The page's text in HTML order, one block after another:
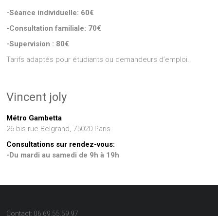
-Séance individuelle: 60€
-Consultation familiale: 70€
-Supervision : 80€
Tarifs adaptés pour étudiants ou demandeurs d’emploi.
Vincent joly
Métro Gambetta
26 bis rue Belgrand, 75020 Paris
Consultations sur rendez-vous:
-Du mardi au samedi de 9h à 19h
Contact: 06.69.55.59.97